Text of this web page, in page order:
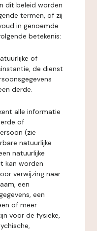
dit beleid worden
termen, of zij
in genoemde
betekenis:
of
de dienst
derde.
alle informatie
of
(zie
natuurlijke
natuurlijke
kan worden
verwijzing naar
een
een
of meer
voor de fysieke,